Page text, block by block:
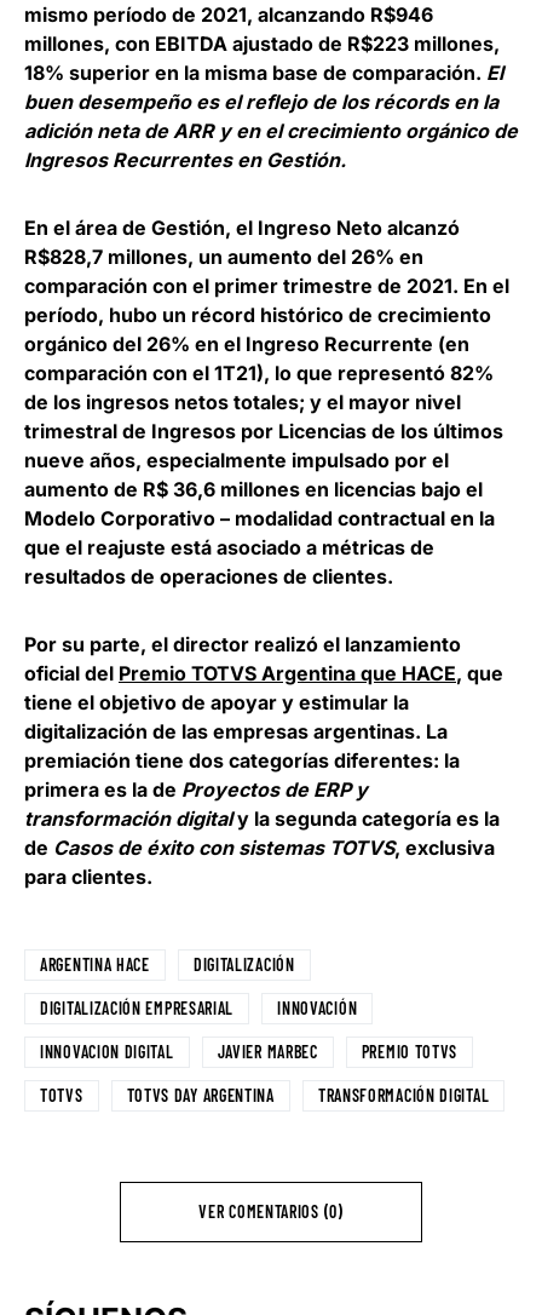
mismo período de 2021, alcanzando R$946
millones, con EBITDA ajustado de R$223 millones,
18% superior en la misma base de comparación. El
buen desempeño es el reflejo de los récords en la
adición neta de ARR y en el crecimiento orgánico de
Ingresos Recurrentes en Gestión.
En el área de Gestión, el Ingreso Neto alcanzó
R$828,7 millones, un aumento del 26% en
comparación con el primer trimestre de 2021. En el
período, hubo un récord histórico de crecimiento
orgánico del 26% en el Ingreso Recurrente (en
comparación con el 1T21), lo que representó 82%
de los ingresos netos totales; y el mayor nivel
trimestral de Ingresos por Licencias de los últimos
nueve años, especialmente impulsado por el
aumento de R$ 36,6 millones en licencias bajo el
Modelo Corporativo – modalidad contractual en la
que el reajuste está asociado a métricas de
resultados de operaciones de clientes.
Por su parte, el director realizó el lanzamiento
oficial del Premio TOTVS Argentina que HACE, que
tiene el objetivo de apoyar y estimular la
digitalización de las empresas argentinas. La
premiación tiene dos categorías diferentes: la
primera es la de Proyectos de ERP y
transformación digitaly la segunda categoría es la
de Casos de éxito con sistemas TOTVS, exclusiva
para clientes.
ARGENTINA HACE DIGITALIZACIÓN
DIGITALIZACIÓN EMPRESARIAL INNOVACIÓN
INNOVACION DIGITAL JAVIER MARBEC PREMIO TOTVS
TOTVS TOTVS DAY ARGENTINA TRANSFORMACIÓN DIGITAL
VER COMENTARIOS (0)